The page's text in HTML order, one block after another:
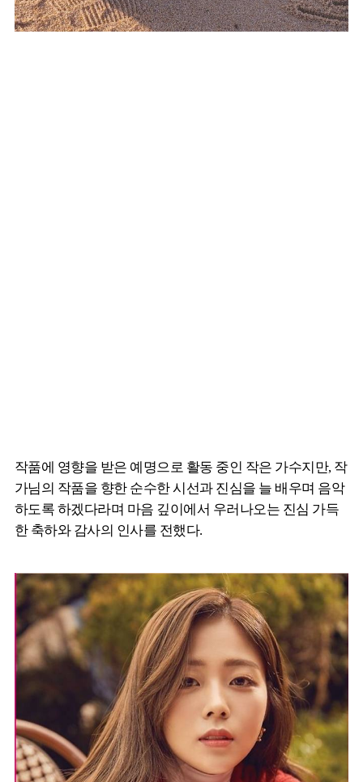
작품에 영향을 받은 예명으로 활동 중인 작은 가수지만, 작
가님의 작품을 향한 순수한 시선과 진심을 늘 배우며 음악
하도록 하겠다라며 마음 깊이에서 우러나오는 진심 가득
한 축하와 감사의 인사를 전했다.